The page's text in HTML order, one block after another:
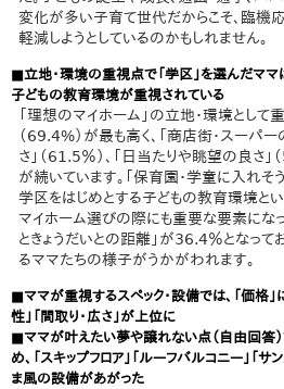
変化が多い子育て世代だからこそ、臨機
軽減しようとしているのかもしれません。
■立地・環境の重視点で「学区」を選んだマ
子どもの教育環境が重視されている
「理想のマイホーム」の立地・環境として
（69.4%）が最も高く、「商店街・スーパ
さ」（61.5％）、「日当たりや眺望の良さ」
が続いています。「保育園・学童に入れそ
学区をはじめとする子どもの教育環境とい
マイホーム選びの際にも重要な要素になっ
ときょうだいとの距離」が36.4％となって
るママたちの様子がうかがわれます。
■ママが重視するスペック・設備では、「価格」
性」「間取り・広さ」が上位に
■ママが叶えたい夢や譲れない点（自由回答
め、「スキップフロア」「ルーフバルコニー」「サ
ま風の設備があがった